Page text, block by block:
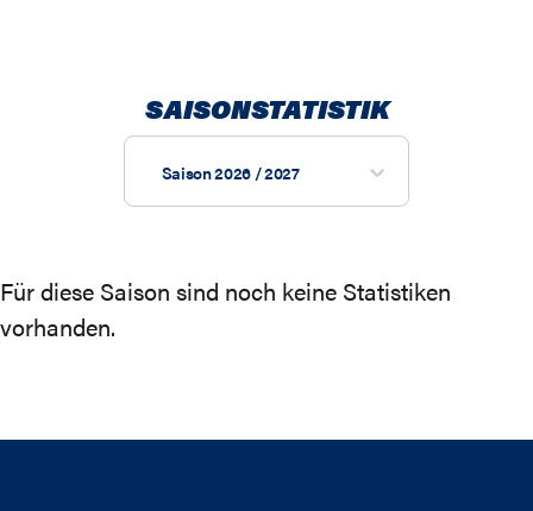
SAISONSTATISTIK
Saison 2026 / 2027
Für diese Saison sind noch keine Statistiken
vorhanden.